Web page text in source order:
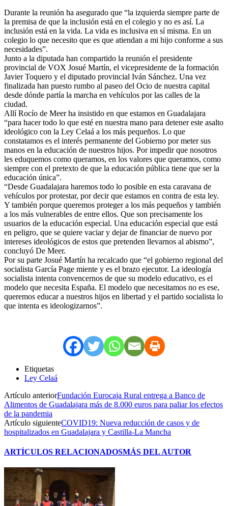
Durante la reunión ha asegurado que “la izquierda siempre parte de
la premisa de que la inclusión está en el colegio y no es así. La
inclusión está en la vida. La vida es inclusiva en sí misma. En un
colegio lo que necesito que es que atiendan a mi hijo conforme a sus
necesidades”.
Junto a la diputada han compartido la reunión el presidente
provincial de VOX Josué Martín, el vicepresidente de la formación
Javier Toquero y el diputado provincial Iván Sánchez. Una vez
finalizada han puesto rumbo al paseo del Ocio de nuestra capital
desde dónde partía la marcha en vehículos por las calles de la
ciudad.
Allí Rocío de Meer ha insistido en que estamos en Guadalajara
“para hacer todo lo que esté en nuestra mano para detener este asalto
ideológico con la Ley Celaá a los más pequeños. Lo que
constatamos es el interés permanente del Gobierno por meter sus
manos en la educación de nuestros hijos. Por impedir que nosotros
les eduquemos como queramos, en los valores que queramos, como
siempre con el pretexto de que la educación pública tiene que ser la
educación única”.
“Desde Guadalajara haremos todo lo posible en esta caravana de
vehículos por protestar, por decir que estamos en contra de esta ley.
Y también porque queremos proteger a los más pequeños y también
a los más vulnerables de entre ellos. Que son precisamente los
usuarios de la educación especial. Una educación especial que está
en peligro, que se quiere vaciar y dejar de financiar de nuevo por
intereses ideológicos de estos que pretenden llevarnos al abismo”,
concluyó De Meer.
Por su parte Josué Martín ha recalcado que “el gobierno regional del
socialista García Page miente y es el brazo ejecutor. La ideología
socialista intenta convencernos de que su modelo educativo, es el
modelo que necesita España. El modelo que necesitamos no es ese,
queremos educar a nuestros hijos en libertad y el partido socialista lo
que intenta es ideologizarnos”.
Etiquetas
Ley Celaá
Artículo anteriorFundación Eurocaja Rural entrega a Banco de
Alimentos de Guadalajara más de 8.000 euros para paliar los efectos
de la pandemia
Artículo siguienteCOVID19: Nueva reducción de casos y de
hospitalizados en Guadalajara y Castilla-La Mancha
ARTÍCULOS RELACIONADOSMÁS DEL AUTOR